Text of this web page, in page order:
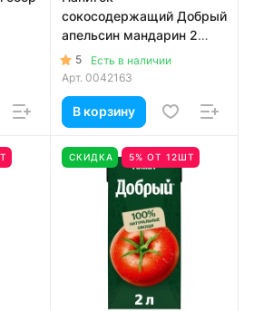
сокосодержащий Добрый
апельсин мандарин 2
литра
5
Есть в наличии
Арт. 0042163
В корзину
СКИДКА 5% ОТ 12ШТ